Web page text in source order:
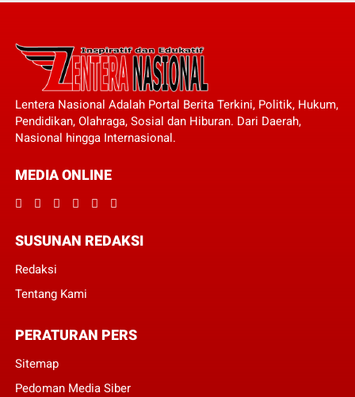
Lentera Nasional Adalah Portal Berita Terkini, Politik, Hukum,
Pendidikan, Olahraga, Sosial dan Hiburan. Dari Daerah,
Nasional hingga Internasional.
MEDIA ONLINE
SUSUNAN REDAKSI
Redaksi
Tentang Kami
PERATURAN PERS
Sitemap
Pedoman Media Siber